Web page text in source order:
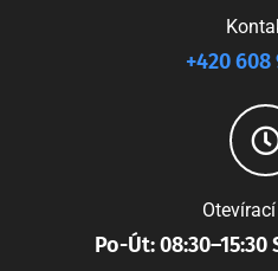
+420 608
Po-Út: 08:30–15:30